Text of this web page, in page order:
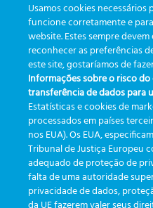
Usamos cookies
funcione corretamente e
website. Estes sempre
reconhecer as preferências
este site, gostaríamos de
Informações sobre o risco
transferência de dados para
Estatísticas e cookies de
processados em países
nos EUA). Os EUA,
Tribunal de Justiça Europeu
adequado de proteção de
falta de uma autoridade
privacidade de dados,